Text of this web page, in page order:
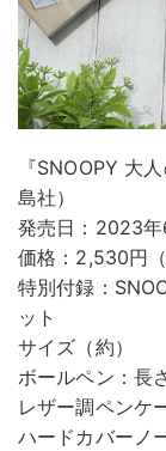
『SNOOPY 大
島社）
発売日：2023
価格：2,530円（
特別付録：
ット
サイズ（約）
ボールペン：長
レザー調ペンケ
ハードカバーノ